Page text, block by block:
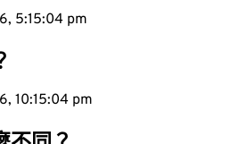
5:15:05 pm
10:15:05 pm